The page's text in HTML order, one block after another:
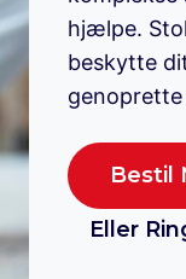
hjælpe.
beskytte
genoprette
Bestil
Eller